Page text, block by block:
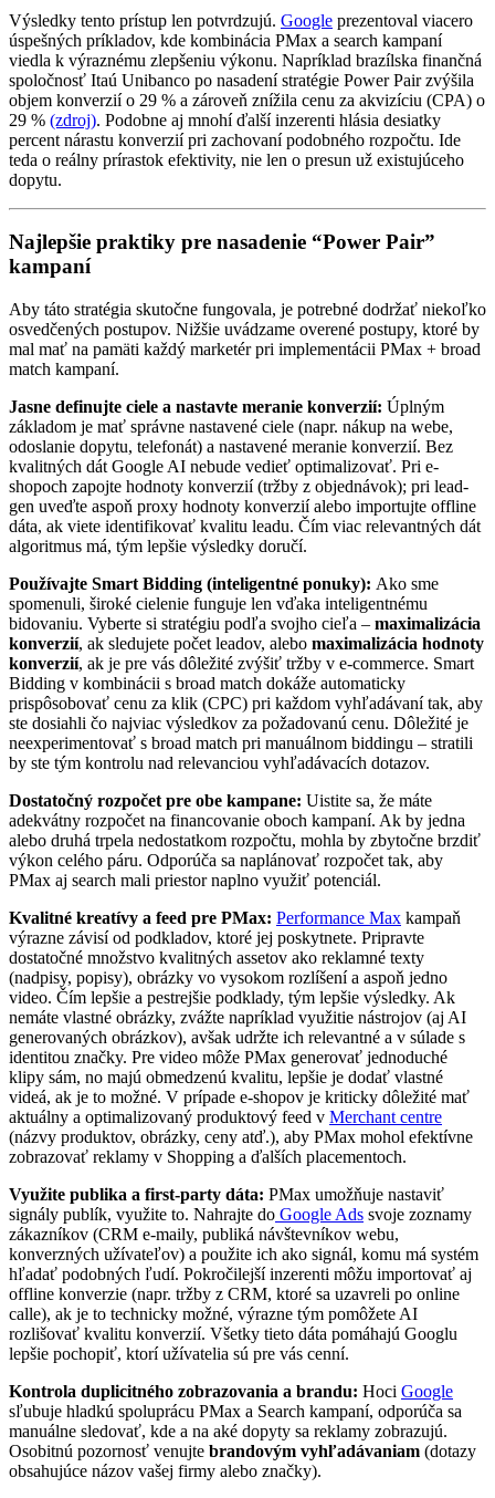
Výsledky tento prístup len potvrdzujú. Google prezentoval viacero
úspešných príkladov, kde kombinácia PMax a search kampaní
viedla k výraznému zlepšeniu výkonu. Napríklad brazílska finančná
spoločnosť Itaú Unibanco po nasadení stratégie Power Pair zvýšila
objem konverzií o 29 % a zároveň znížila cenu za akvizíciu (CPA) o
29 % (zdroj). Podobne aj mnohí ďalší inzerenti hlásia desiatky
percent nárastu konverzií pri zachovaní podobného rozpočtu. Ide
teda o reálny prírastok efektivity, nie len o presun už existujúceho
dopytu.
Najlepšie praktiky pre nasadenie “Power Pair”
kampaní
Aby táto stratégia skutočne fungovala, je potrebné dodržať niekoľko
osvedčených postupov. Nižšie uvádzame overené postupy, ktoré by
mal mať na pamäti každý marketér pri implementácii PMax + broad
match kampaní.
Jasne definujte ciele a nastavte meranie konverzií: Úplným
základom je mať správne nastavené ciele (napr. nákup na webe,
odoslanie dopytu, telefonát) a nastavené meranie konverzií. Bez
kvalitných dát Google AI nebude vedieť optimalizovať. Pri e-
shopoch zapojte hodnoty konverzií (tržby z objednávok); pri lead-
gen uveďte aspoň proxy hodnoty konverzií alebo importujte offline
dáta, ak viete identifikovať kvalitu leadu. Čím viac relevantných dát
algoritmus má, tým lepšie výsledky doručí.
Používajte Smart Bidding (inteligentné ponuky): Ako sme
spomenuli, široké cielenie funguje len vďaka inteligentnému
bidovaniu. Vyberte si stratégiu podľa svojho cieľa – maximalizácia
konverzií, ak sledujete počet leadov, alebo maximalizácia hodnoty
konverzií, ak je pre vás dôležité zvýšiť tržby v e-commerce. Smart
Bidding v kombinácii s broad match dokáže automaticky
prispôsobovať cenu za klik (CPC) pri každom vyhľadávaní tak, aby
ste dosiahli čo najviac výsledkov za požadovanú cenu. Dôležité je
neexperimentovať s broad match pri manuálnom biddingu – stratili
by ste tým kontrolu nad relevanciou vyhľadávacích dotazov.
Dostatočný rozpočet pre obe kampane: Uistite sa, že máte
adekvátny rozpočet na financovanie oboch kampaní. Ak by jedna
alebo druhá trpela nedostatkom rozpočtu, mohla by zbytočne brzdiť
výkon celého páru. Odporúča sa naplánovať rozpočet tak, aby
PMax aj search mali priestor naplno využiť potenciál.
Kvalitné kreatívy a feed pre PMax: Performance Max kampaň
výrazne závisí od podkladov, ktoré jej poskytnete. Pripravte
dostatočné množstvo kvalitných assetov ako reklamné texty
(nadpisy, popisy), obrázky vo vysokom rozlíšení a aspoň jedno
video. Čím lepšie a pestrejšie podklady, tým lepšie výsledky. Ak
nemáte vlastné obrázky, zvážte napríklad využitie nástrojov (aj AI
generovaných obrázkov), avšak udržte ich relevantné a v súlade s
identitou značky. Pre video môže PMax generovať jednoduché
klipy sám, no majú obmedzenú kvalitu, lepšie je dodať vlastné
videá, ak je to možné. V prípade e-shopov je kriticky dôležité mať
aktuálny a optimalizovaný produktový feed v Merchant centre
(názvy produktov, obrázky, ceny atď.), aby PMax mohol efektívne
zobrazovať reklamy v Shopping a ďalších placementoch.
Využite publika a first-party dáta: PMax umožňuje nastaviť
signály publík, využite to. Nahrajte do Google Ads svoje zoznamy
zákazníkov (CRM e-maily, publiká návštevníkov webu,
konverzných užívateľov) a použite ich ako signál, komu má systém
hľadať podobných ľudí. Pokročilejší inzerenti môžu importovať aj
offline konverzie (napr. tržby z CRM, ktoré sa uzavreli po online
calle), ak je to technicky možné, výrazne tým pomôžete AI
rozlišovať kvalitu konverzií. Všetky tieto dáta pomáhajú Googlu
lepšie pochopiť, ktorí užívatelia sú pre vás cenní.
Kontrola duplicitného zobrazovania a brandu: Hoci Google
sľubuje hladkú spoluprácu PMax a Search kampaní, odporúča sa
manuálne sledovať, kde a na aké dopyty sa reklamy zobrazujú.
Osobitnú pozornosť venujte brandovým vyhľadávaniam (dotazy
obsahujúce názov vašej firmy alebo značky).